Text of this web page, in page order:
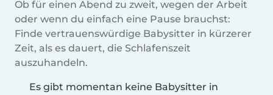
Ob für einen Abend zu zweit, wegen der Arbeit
oder wenn du einfach eine Pause brauchst:
Finde vertrauenswürdige Babysitter in kürzerer
Zeit, als es dauert, die Schlafenszeit
auszuhandeln.
Es gibt momentan keine Babysitter in